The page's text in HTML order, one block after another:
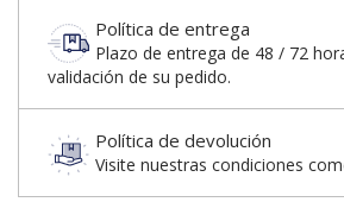
Política de entrega
Plazo de entrega de 48 / 72
validación de su pedido.
Política de devolución
Visite nuestras condiciones